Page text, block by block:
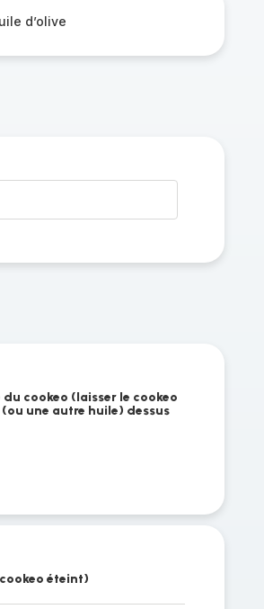
d’olive
cookeo (laisser le cookeo
une autre huile) dessus
éteint)